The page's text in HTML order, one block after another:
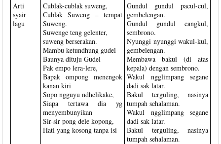
Arti
syair
lagu
Cublak-cublak suweng,
Cublak Suweng = tempat
Suweng.
Suwenge teng gelenter,
suweng berserakan.
Mambu ketundhung gudel
Baunya dituju Gudel
Pak empo lera-lere,
Bapak ompong menengok
kanan kiri
Sopo ngguyu ndhelikake,
Siapa tertawa dia yg
menyembunyikan
Sir-sir pong dele kopong,
Hati yang kosong tanpa isi
Gundul gundul pacul-cul,
gembelengan.
Gundul gundul cangkul,
sembrono.
Nyunggi nyunggi wakul-kul,
gembelengan.
Membawa bakul (di atas
kepala) dengan sembrono.
Wakul ngglimpang segane
dadi sak latar.
Bakul terguling, nasinya
tumpah sehalaman.
Wakul ngglimpang segane
dadi sak latar.
Bakul terguling, nasinya
tumpah sehalaman.